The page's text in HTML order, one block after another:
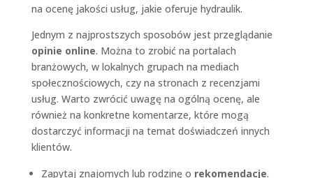
na ocenę jakości usług, jakie oferuje hydraulik.
Jednym z najprostszych sposobów jest przeglądanie
opinie online. Można to zrobić na portalach
branżowych, w lokalnych grupach na mediach
społecznościowych, czy na stronach z recenzjami
usług. Warto zwrócić uwagę na ogólną ocenę, ale
również na konkretne komentarze, które mogą
dostarczyć informacji na temat doświadczeń innych
klientów.
Zapytaj znajomych lub rodzinę o rekomendacje.